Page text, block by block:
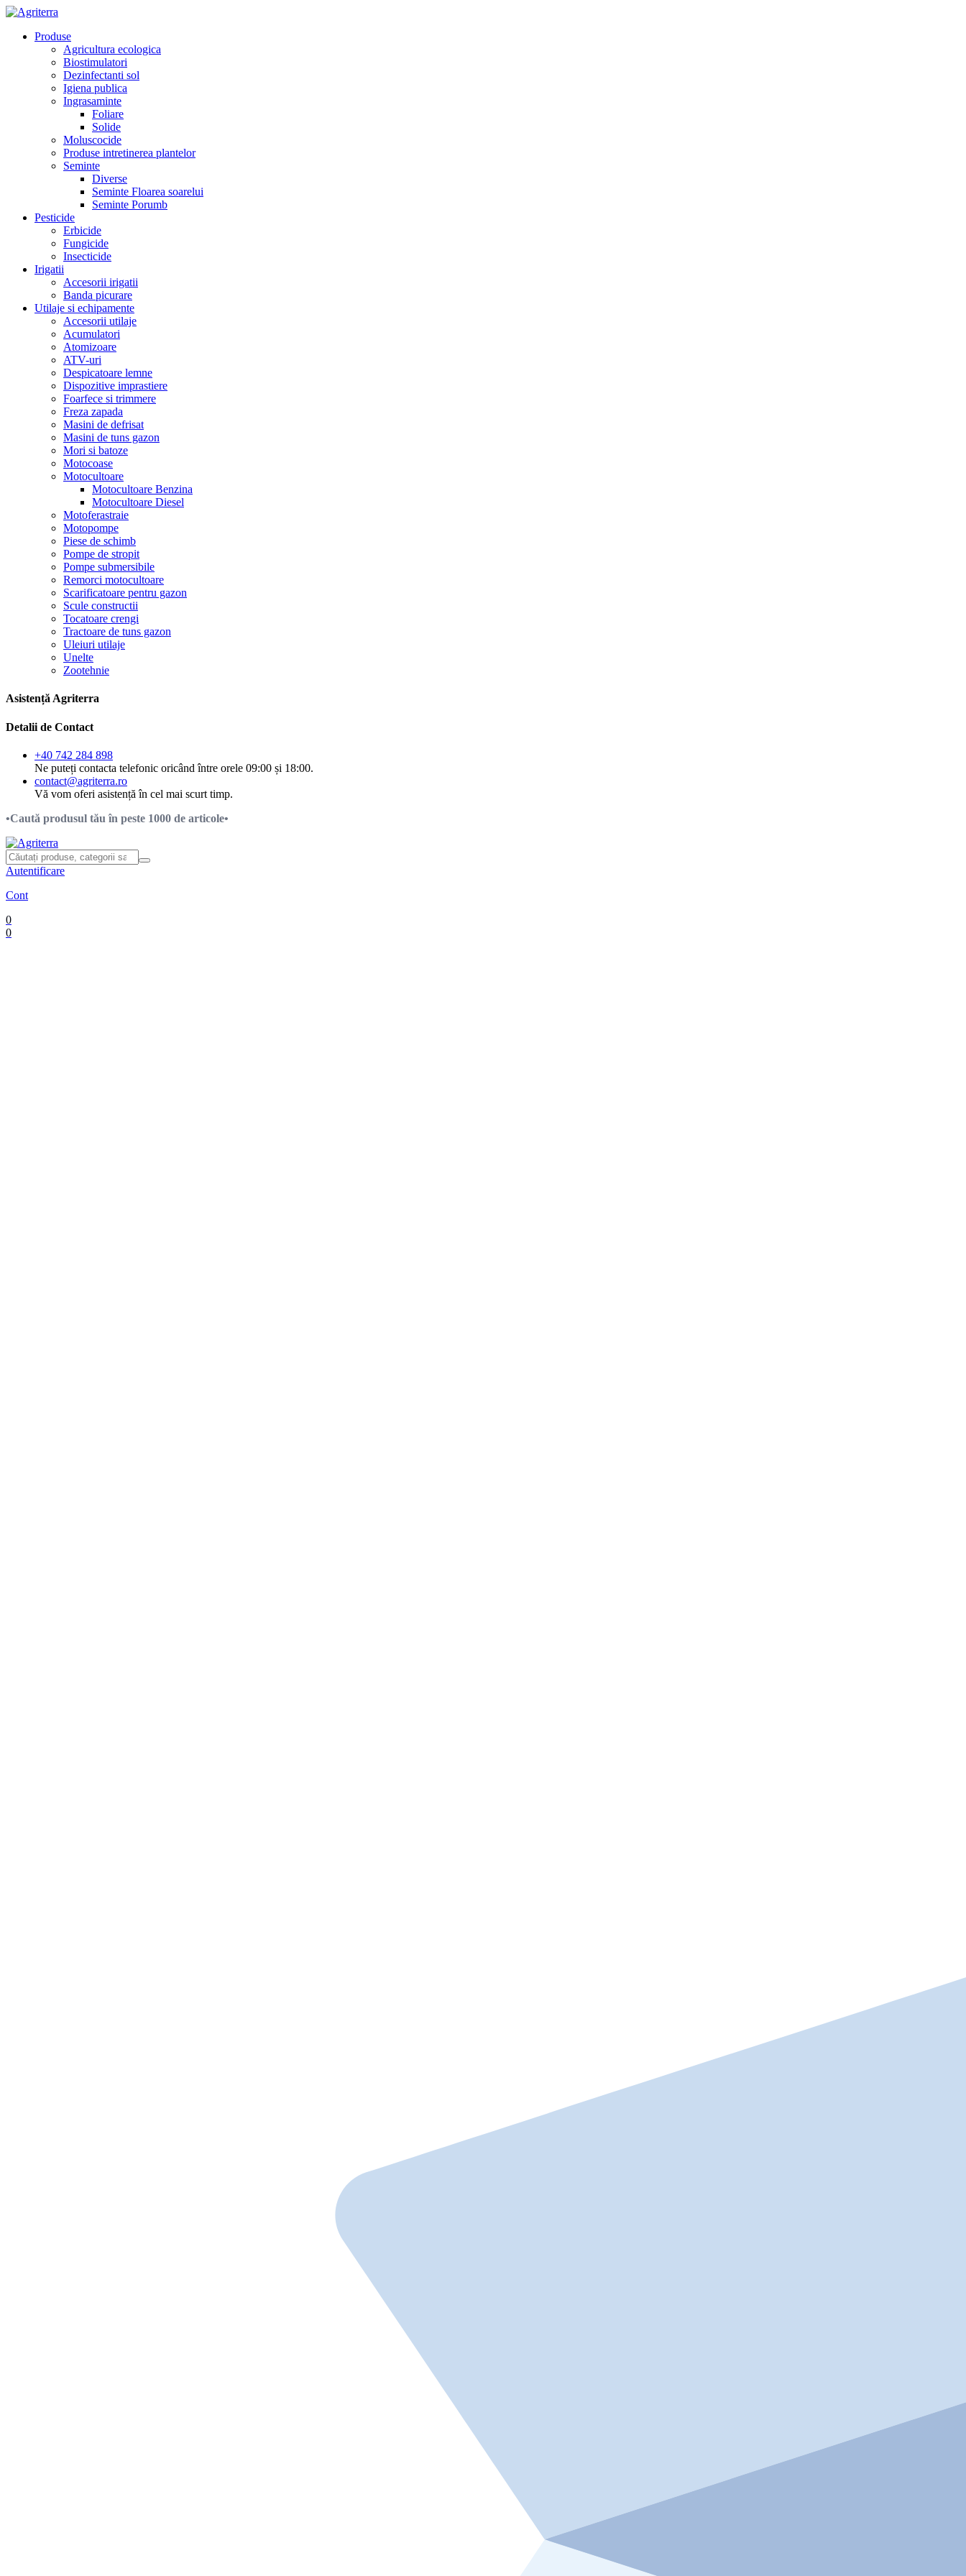
Produse
Agricultura ecologica
Biostimulatori
Dezinfectanti sol
Igiena publica
Ingrasaminte
Foliare
Solide
Moluscocide
Produse intretinerea plantelor
Seminte
Diverse
Seminte Floarea soarelui
Seminte Porumb
Pesticide
Erbicide
Fungicide
Insecticide
Irigatii
Accesorii irigatii
Banda picurare
Utilaje si echipamente
Accesorii utilaje
Acumulatori
Atomizoare
ATV-uri
Despicatoare lemne
Dispozitive imprastiere
Foarfece si trimmere
Freza zapada
Masini de defrisat
Masini de tuns gazon
Mori si batoze
Motocoase
Motocultoare
Motocultoare Benzina
Motocultoare Diesel
Motoferastraie
Motopompe
Piese de schimb
Pompe de stropit
Pompe submersibile
Remorci motocultoare
Scarificatoare pentru gazon
Scule constructii
Tocatoare crengi
Tractoare de tuns gazon
Uleiuri utilaje
Unelte
Zootehnie
Asistență Agriterra
Detalii de Contact
+40 742 284 898
Ne puteți contacta telefonic oricând între orele 09:00 și 18:00.
contact@agriterra.ro
Vă vom oferi asistență în cel mai scurt timp.
•Caută produsul tău în peste 1000 de articole•
Autentificare
Cont
0
0